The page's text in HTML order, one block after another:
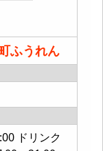
ふうれん
ドリンク